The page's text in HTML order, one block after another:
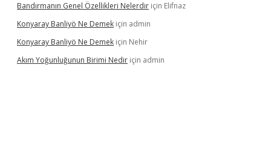
Bandırmanın Genel Özellikleri Nelerdir için Elifnaz
Konyaray Banliyö Ne Demek için admin
Konyaray Banliyö Ne Demek için Nehir
Akım Yoğunluğunun Birimi Nedir için admin